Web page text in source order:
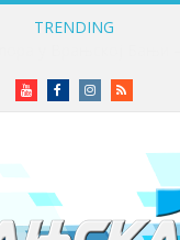
TRENDING
YoutubeFacebookInstagram
RSS